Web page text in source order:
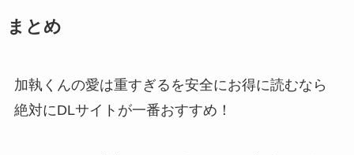
まとめ
加執くんの愛は重すぎるを安全にお得に読むなら
絶対にDLサイトが一番おすすめ！